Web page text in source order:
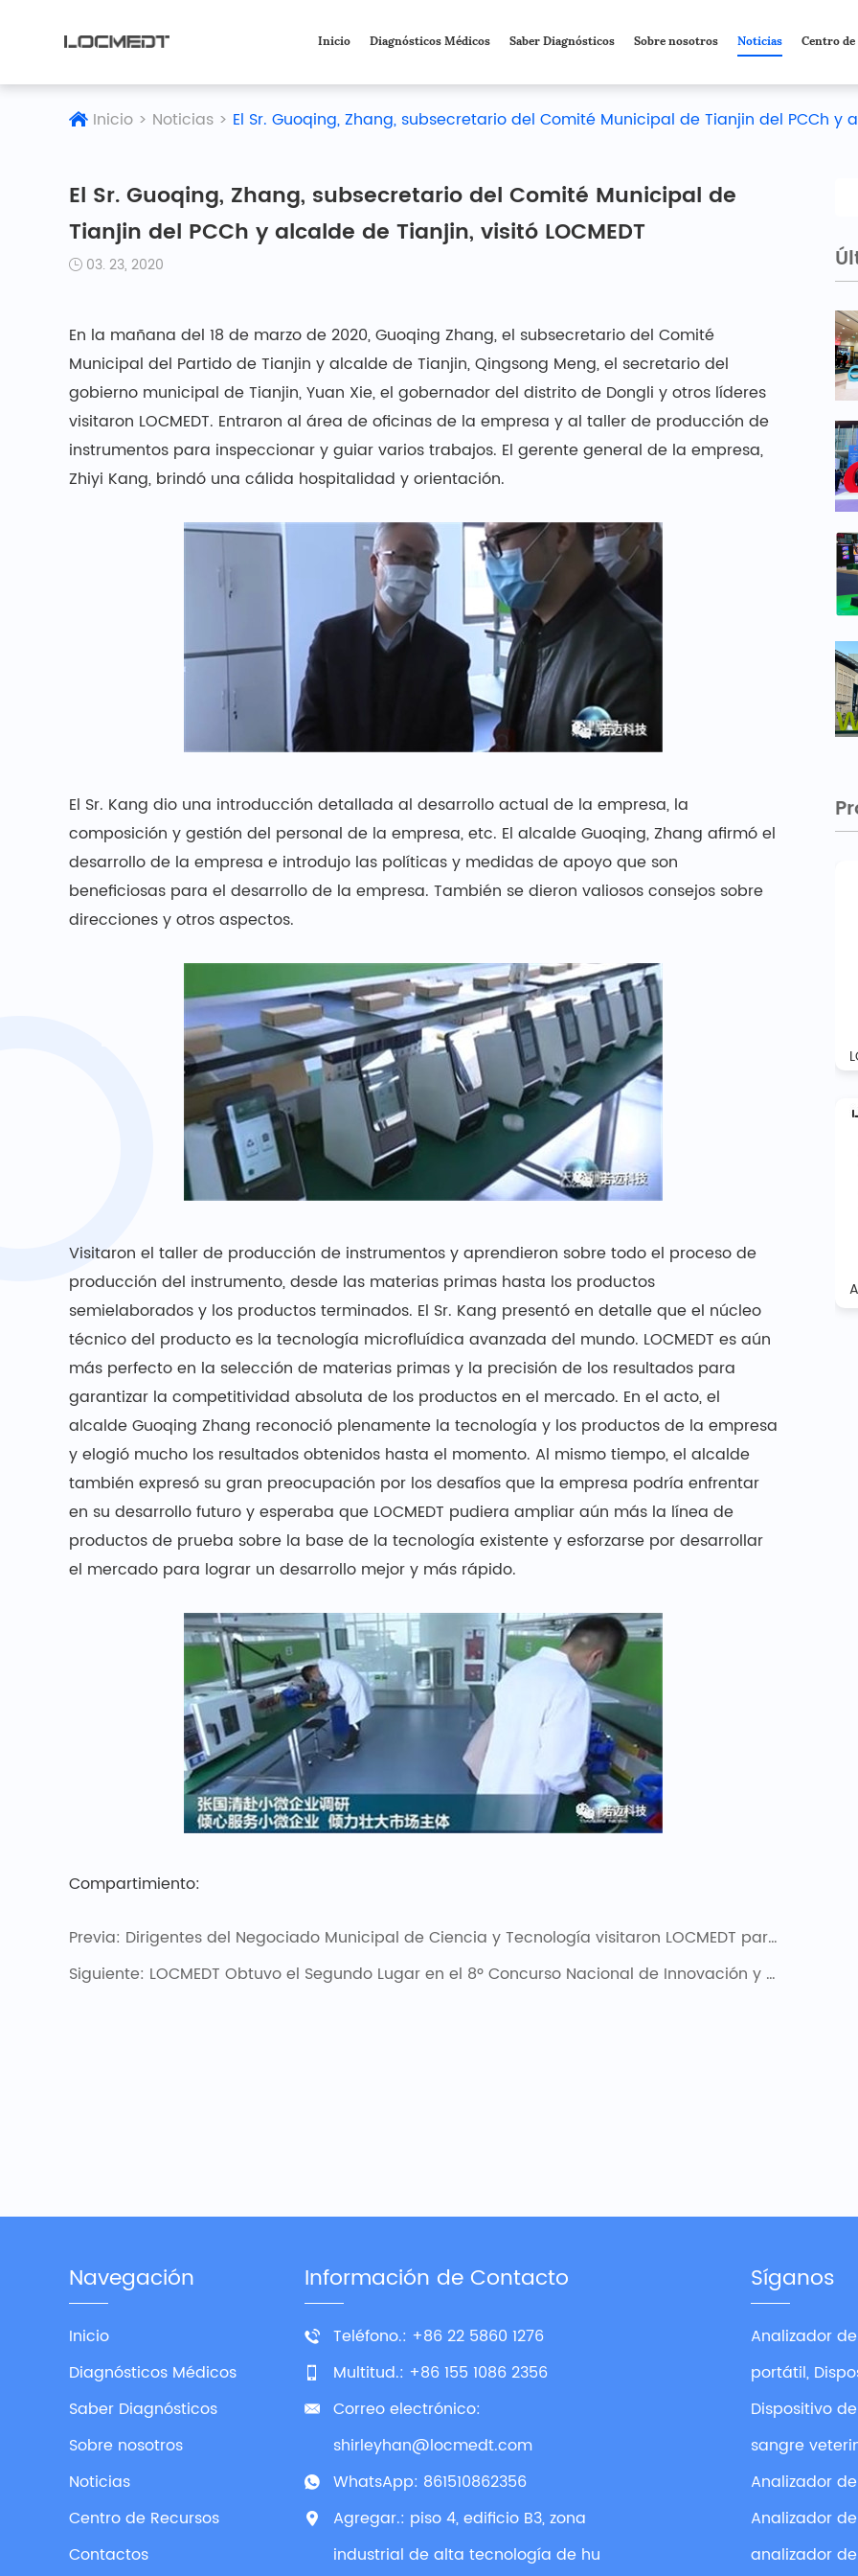
Inicio Diagnósticos Médicos Saber Diagnósticos Sobre nosotros Noticias Centro de
Inicio > Noticias > El Sr. Guoqing, Zhang, subsecretario del Comité Municipal de Tianjin del PCCh y
El Sr. Guoqing, Zhang, subsecretario del Comité Municipal de
Tianjin del PCCh y alcalde de Tianjin, visitó LOCMEDT
03. 23, 2020
En la mañana del 18 de marzo de 2020, Guoqing Zhang, el subsecretario del Comité
Municipal del Partido de Tianjin y alcalde de Tianjin, Qingsong Meng, el secretario del
gobierno municipal de Tianjin, Yuan Xie, el gobernador del distrito de Dongli y otros líderes
visitaron LOCMEDT. Entraron al área de oficinas de la empresa y al taller de producción de
instrumentos para inspeccionar y guiar varios trabajos. El gerente general de la empresa,
Zhiyi Kang, brindó una cálida hospitalidad y orientación.
El Sr. Kang dio una introducción detallada al desarrollo actual de la empresa, la
composición y gestión del personal de la empresa, etc. El alcalde Guoqing, Zhang afirmó el
desarrollo de la empresa e introdujo las políticas y medidas de apoyo que son
beneficiosas para el desarrollo de la empresa. También se dieron valiosos consejos sobre
direcciones y otros aspectos.
Visitaron el taller de producción de instrumentos y aprendieron sobre todo el proceso de
producción del instrumento, desde las materias primas hasta los productos
semielaborados y los productos terminados. El Sr. Kang presentó en detalle que el núcleo
técnico del producto es la tecnología microfluídica avanzada del mundo. LOCMEDT es aún
más perfecto en la selección de materias primas y la precisión de los resultados para
garantizar la competitividad absoluta de los productos en el mercado. En el acto, el
alcalde Guoqing Zhang reconoció plenamente la tecnología y los productos de la empresa
y elogió mucho los resultados obtenidos hasta el momento. Al mismo tiempo, el alcalde
también expresó su gran preocupación por los desafíos que la empresa podría enfrentar
en su desarrollo futuro y esperaba que LOCMEDT pudiera ampliar aún más la línea de
productos de prueba sobre la base de la tecnología existente y esforzarse por desarrollar
el mercado para lograr un desarrollo mejor y más rápido.
Compartimiento:
Previa: Dirigentes del Negociado Municipal de Ciencia y Tecnología visitaron LOCMEDT para labores de investigación
Siguiente: LOCMEDT Obtuvo el Segundo Lugar en el 8º Concurso Nacional de Innovación y Emprendimiento en la Industria Biomédica y entró a la Final de la Industria
Navegación
Inicio
Diagnósticos Médicos
Saber Diagnósticos
Sobre nosotros
Noticias
Centro de Recursos
Contactos
Información de Contacto
Teléfono.: +86 22 5860 1276
Multitud.: +86 155 1086 2356
Correo electrónico:
shirleyhan@locmedt.com
WhatsApp: 861510862356
Agregar.: piso 4, edificio B3, zona
industrial de alta tecnología de hu
Síganos
Analizador
portátil,
Dispositivo
sangre
Analizador
Analizador
analizador